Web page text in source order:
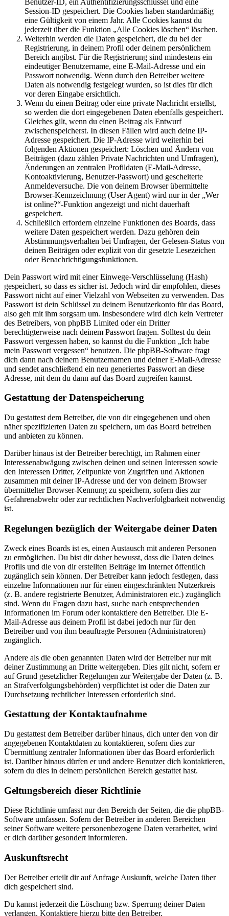
Session-ID gespeichert. Die Cookies haben standardmäßig
eine Gültigkeit von einem Jahr. Alle Cookies kannst du
jederzeit über die Funktion „Alle Cookies löschen“ löschen.
Weiterhin werden die Daten gespeichert, die du bei der
Registrierung, in deinem Profil oder deinem persönlichem
Bereich angibst. Für die Registrierung sind mindestens ein
eindeutiger Benutzername, eine E-Mail-Adresse und ein
Passwort notwendig. Wenn durch den Betreiber weitere
Daten als notwendig festgelegt wurden, so ist dies für dich
vor deren Eingabe ersichtlich.
Wenn du einen Beitrag oder eine private Nachricht erstellst,
so werden die dort eingegebenen Daten ebenfalls gespeichert.
Gleiches gilt, wenn du einen Beitrag als Entwurf
zwischenspeicherst. In diesen Fällen wird auch deine IP-
Adresse gespeichert. Die IP-Adresse wird weiterhin bei
folgenden Aktionen gespeichert: Löschen und Ändern von
Beiträgen (dazu zählen Private Nachrichten und Umfragen),
Änderungen an zentralen Profildaten (E-Mail-Adresse,
Kontoaktivierung, Benutzer-Passwort) und gescheiterte
Anmeldeversuche. Die von deinem Browser übermittelte
Browser-Kennzeichnung (User Agent) wird nur in der „Wer
ist online?“-Funktion angezeigt und nicht dauerhaft
gespeichert.
Schließlich erfordern einzelne Funktionen des Boards, dass
weitere Daten gespeichert werden. Dazu gehören dein
Abstimmungsverhalten bei Umfragen, der Gelesen-Status von
deinen Beiträgen oder explizit von dir gesetzte Lesezeichen
oder Benachrichtigungsfunktionen.
Dein Passwort wird mit einer Einwege-Verschlüsselung (Hash)
gespeichert, so dass es sicher ist. Jedoch wird dir empfohlen, dieses
Passwort nicht auf einer Vielzahl von Webseiten zu verwenden. Das
Passwort ist dein Schlüssel zu deinem Benutzerkonto für das Board,
also geh mit ihm sorgsam um. Insbesondere wird dich kein Vertreter
des Betreibers, von phpBB Limited oder ein Dritter
berechtigterweise nach deinem Passwort fragen. Solltest du dein
Passwort vergessen haben, so kannst du die Funktion „Ich habe
mein Passwort vergessen“ benutzen. Die phpBB-Software fragt
dich dann nach deinem Benutzernamen und deiner E-Mail-Adresse
und sendet anschließend ein neu generiertes Passwort an diese
Adresse, mit dem du dann auf das Board zugreifen kannst.
Gestattung der Datenspeicherung
Du gestattest dem Betreiber, die von dir eingegebenen und oben
näher spezifizierten Daten zu speichern, um das Board betreiben
und anbieten zu können.
Darüber hinaus ist der Betreiber berechtigt, im Rahmen einer
Interessenabwägung zwischen deinen und seinen Interessen sowie
den Interessen Dritter, Zeitpunkte von Zugriffen und Aktionen
zusammen mit deiner IP-Adresse und der von deinem Browser
übermittelter Browser-Kennung zu speichern, sofern dies zur
Gefahrenabwehr oder zur rechtlichen Nachverfolgbarkeit notwendig
ist.
Regelungen bezüglich der Weitergabe deiner Daten
Zweck eines Boards ist es, einen Austausch mit anderen Personen
zu ermöglichen. Du bist dir daher bewusst, dass die Daten deines
Profils und die von dir erstellten Beiträge im Internet öffentlich
zugänglich sein können. Der Betreiber kann jedoch festlegen, dass
einzelne Informationen nur für einen eingeschränkten Nutzerkreis
(z. B. andere registrierte Benutzer, Administratoren etc.) zugänglich
sind. Wenn du Fragen dazu hast, suche nach entsprechenden
Informationen im Forum oder kontaktiere den Betreiber. Die E-
Mail-Adresse aus deinem Profil ist dabei jedoch nur für den
Betreiber und von ihm beauftragte Personen (Administratoren)
zugänglich.
Andere als die oben genannten Daten wird der Betreiber nur mit
deiner Zustimmung an Dritte weitergeben. Dies gilt nicht, sofern er
auf Grund gesetzlicher Regelungen zur Weitergabe der Daten (z. B.
an Strafverfolgungsbehörden) verpflichtet ist oder die Daten zur
Durchsetzung rechtlicher Interessen erforderlich sind.
Gestattung der Kontaktaufnahme
Du gestattest dem Betreiber darüber hinaus, dich unter den von dir
angegebenen Kontaktdaten zu kontaktieren, sofern dies zur
Übermittlung zentraler Informationen über das Board erforderlich
ist. Darüber hinaus dürfen er und andere Benutzer dich kontaktieren,
sofern du dies in deinem persönlichen Bereich gestattet hast.
Geltungsbereich dieser Richtlinie
Diese Richtlinie umfasst nur den Bereich der Seiten, die die phpBB-
Software umfassen. Sofern der Betreiber in anderen Bereichen
seiner Software weitere personenbezogene Daten verarbeitet, wird
er dich darüber gesondert informieren.
Auskunftsrecht
Der Betreiber erteilt dir auf Anfrage Auskunft, welche Daten über
dich gespeichert sind.
Du kannst jederzeit die Löschung bzw. Sperrung deiner Daten
verlangen. Kontaktiere hierzu bitte den Betreiber.